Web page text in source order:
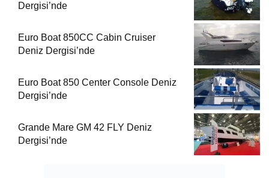
Dergisi’nde
Euro Boat 850CC Cabin Cruiser
Deniz Dergisi’nde
Euro Boat 850 Center Console Deniz
Dergisi’nde
Grande Mare GM 42 FLY Deniz
Dergisi’nde